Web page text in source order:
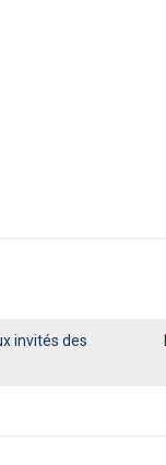
invités des